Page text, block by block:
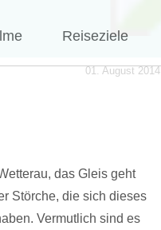
Reiseziele
01. August 2014
das Gleis geht
Störche, die sich dieses
Vermutlich sind es